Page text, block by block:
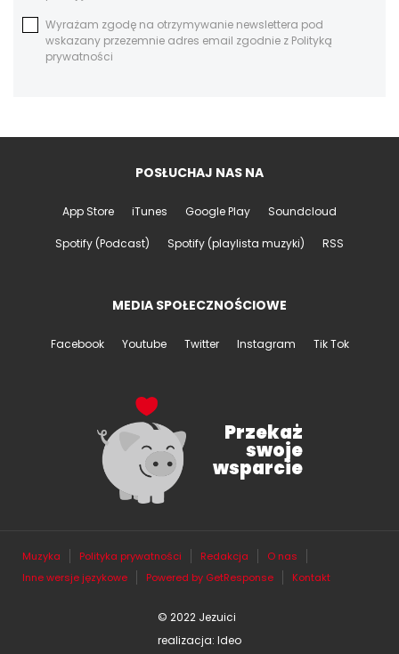
Wyrażam zgodę na otrzymywanie newslettera pod
wskazany przezemnie adres email zgodnie z Polityką
prywatności
POSŁUCHAJ NAS NA
App Store iTunes Google Play Soundcloud
Spotify (Podcast) Spotify (playlista muzyki) RSS
MEDIA SPOŁECZNOŚCIOWE
Facebook Youtube Twitter Instagram Tik Tok
Przekaż
swoje
wsparcie
© 2022 Jezuici
realizacja: Ideo
Muzyka Polityka prywatności Redakcja
O nas
Inne wersje językowe
Powered by GetResponse Kontakt